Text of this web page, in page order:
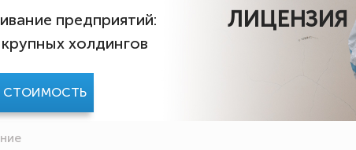
предприятий:
холдингов
СТОИМОСТЬ
ЛИЦЕНЗИЯ